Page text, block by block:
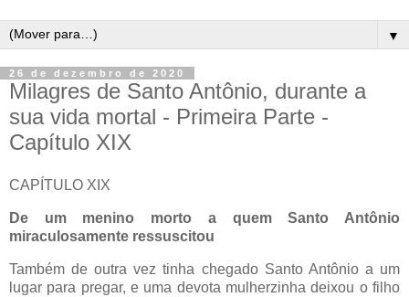
▼
26 de dezembro de 2020
Milagres de Santo Antônio, durante a
sua vida mortal - Primeira Parte -
Capítulo XIX
CAPÍTULO XIX
De um menino morto a quem Santo Antônio
miraculosamente ressuscitou
Também de outra vez tinha chegado Santo Antônio a um
lugar para pregar, e uma devota mulherzinha deixou o filho